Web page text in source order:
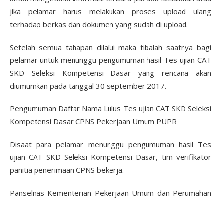
jika pelamar harus melakukan proses upload ulang
terhadap berkas dan dokumen yang sudah di upload.
Setelah semua tahapan dilalui maka tibalah saatnya bagi
pelamar untuk menunggu pengumuman hasil Tes ujian CAT
SKD Seleksi Kompetensi Dasar yang rencana akan
diumumkan pada tanggal 30 september 2017.
Pengumuman Daftar Nama Lulus Tes ujian CAT SKD Seleksi
Kompetensi Dasar CPNS Pekerjaan Umum PUPR
Disaat para pelamar menunggu pengumuman hasil Tes
ujian CAT SKD Seleksi Kompetensi Dasar, tim verifikator
panitia penerimaan CPNS bekerja.
Panselnas Kementerian Pekerjaan Umum dan Perumahan